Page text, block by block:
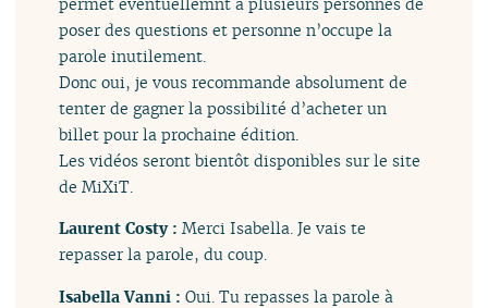
poser des questions et personne n’occupe la
parole inutilement.
Donc oui, je vous recommande absolument de
tenter de gagner la possibilité d’acheter un
billet pour la prochaine édition.
Les vidéos seront bientôt disponibles sur le site
de MiXiT.
Laurent Costy :Merci Isabella. Je vais te
repasser la parole, du coup.
Isabella Vanni :Oui. Tu repasses la parole à